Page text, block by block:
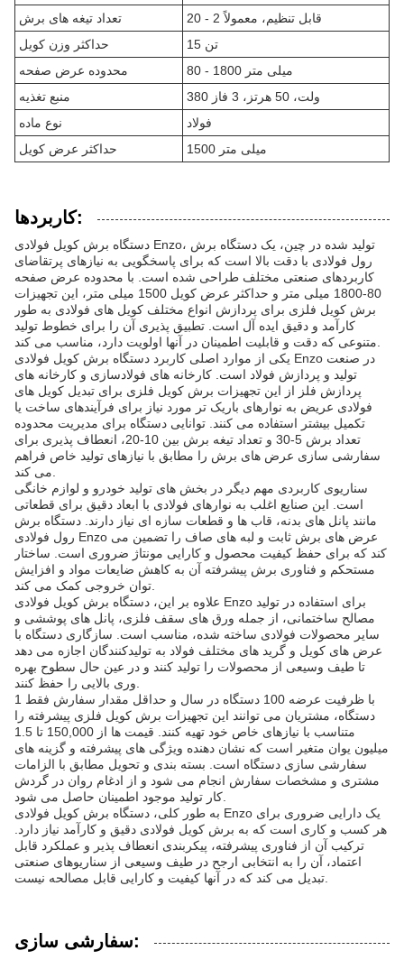
تعداد تیغه های برش
قابل تنظیم، معمولاً 2 - 20
حداکثر وزن کویل
15 تن
محدوده عرض صفحه
80 - 1800 میلی متر
منبع تغذیه
380 ولت، 50 هرتز، 3 فاز
نوع ماده
فولاد
حداکثر عرض کویل
1500 میلی متر
کاربردها:
دستگاه برش کویل فولادی Enzo، تولید شده در چین، یک دستگاه برش
رول فولادی با دقت بالا است که برای پاسخگویی به نیازهای پرتقاضای
کاربردهای صنعتی مختلف طراحی شده است. با محدوده عرض صفحه
80-1800 میلی متر و حداکثر عرض کویل 1500 میلی متر، این تجهیزات
برش کویل فلزی برای پردازش انواع مختلف کویل های فولادی به طور
کارآمد و دقیق ایده آل است. تطبیق پذیری آن را برای خطوط تولید
یکی از موارد اصلی کاربرد دستگاه برش کویل فولادی Enzo در صنعت
تولید و پردازش فولاد است. کارخانه های فولادسازی و کارخانه های
پردازش فلز از این تجهیزات برش کویل فلزی برای تبدیل کویل های
فولادی عریض به نوارهای باریک تر مورد نیاز برای فرآیندهای ساخت یا
تکمیل بیشتر استفاده می کنند. توانایی دستگاه برای مدیریت محدوده
تعداد برش 5-30 و تعداد تیغه برش بین 10-20، انعطاف پذیری برای
سفارشی سازی عرض های برش را مطابق با نیازهای تولید خاص فراهم
سناریوی کاربردی مهم دیگر در بخش های تولید خودرو و لوازم خانگی
است. این صنایع اغلب به نوارهای فولادی با ابعاد دقیق برای قطعاتی
مانند پانل های بدنه، قاب ها و قطعات سازه ای نیاز دارند. دستگاه برش
رول فولادی Enzo عرض های برش ثابت و لبه های صاف را تضمین می
کند که برای حفظ کیفیت محصول و کارایی مونتاژ ضروری است. ساختار
مستحکم و فناوری برش پیشرفته آن به کاهش ضایعات مواد و افزایش
علاوه بر این، دستگاه برش کویل فولادی Enzo برای استفاده در تولید
مصالح ساختمانی، از جمله ورق های سقف فلزی، پانل های پوششی و
سایر محصولات فولادی ساخته شده، مناسب است. سازگاری دستگاه با
عرض های کویل و گرید های مختلف فولاد به تولیدکنندگان اجازه می دهد
تا طیف وسیعی از محصولات را تولید کنند و در عین حال سطوح بهره
با ظرفیت عرضه 100 دستگاه در سال و حداقل مقدار سفارش فقط 1
دستگاه، مشتریان می توانند این تجهیزات برش کویل فلزی پیشرفته را
متناسب با نیازهای خاص خود تهیه کنند. قیمت ها از 150,000 تا 1.5
میلیون یوان متغیر است که نشان دهنده ویژگی های پیشرفته و گزینه های
سفارشی سازی دستگاه است. بسته بندی و تحویل مطابق با الزامات
مشتری و مشخصات سفارش انجام می شود و از ادغام روان در گردش
به طور کلی، دستگاه برش کویل فولادی Enzo یک دارایی ضروری برای
هر کسب و کاری است که به برش کویل فولادی دقیق و کارآمد نیاز دارد.
ترکیب آن از فناوری پیشرفته، پیکربندی انعطاف پذیر و عملکرد قابل
اعتماد، آن را به انتخابی ارجح در طیف وسیعی از سناریوهای صنعتی
سفارشی سازی: